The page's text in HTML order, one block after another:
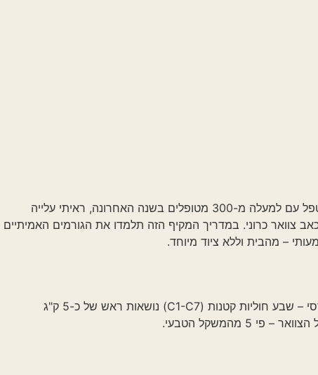
כאבי צוואר פוקדים 7 מתוך 10 אנשים לפחות פעם בחייהם, והם אחד הכאבים השכיחים ביותר שמגיעים לטיפול אצלי. בעבודה שלי כמטפל עם למעלה מ-300 מטופלים בשנה האחרונה, ראיתי עלייה
כאב צוואר כרוני. במדריך המקיף הזה תלמדו את הגורמים האמיתיים
וללא ציוד מיוחד.
הם תחושת אי נוחות, נוקשות או כאב באזור הצוואר, שיכולים להקרין לכתפיים, לגב העליון ולראש. הצוואר שלנו הוא פלא הנדסי – שבע חוליות קטנות (C1-C7) נושאות ראש של כ-5 ק"ג